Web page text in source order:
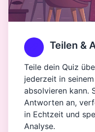
Teilen &
Teile dein Quiz
jederzeit in
absolvieren kann.
Antworten an,
in Echtzeit und
Analyse.